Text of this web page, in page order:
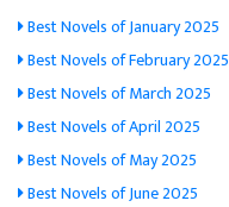
Best Novels of January 2025
Best Novels of February 2025
Best Novels of March 2025
Best Novels of April 2025
Best Novels of May 2025
Best Novels of June 2025